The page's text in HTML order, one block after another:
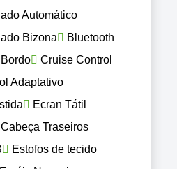
Automático
Bizona
Bluetooth
Cruise Control
Adaptativo
Ecran Tátil
Traseiros
Estofos de tecido